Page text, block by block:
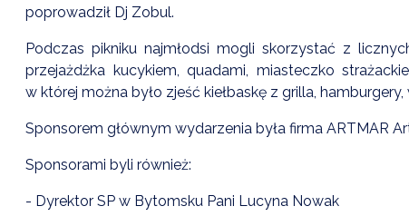
poprowadził Dj Zobul.
Podczas pikniku najmłodsi mogli skorzystać z
przejażdżka kucykiem, quadami, miasteczko
w której można było zjeść kiełbaskę z grilla,
Sponsorem głównym wydarzenia była firma ARTMAR
Sponsorami byli również:
- Dyrektor SP w Bytomsku Pani Lucyna Nowak